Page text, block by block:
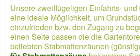
Unsere zweiflügeligen Einfahrts- und
eine ideale Möglichkeit, um
einzufrieden bzw. den Zugang zu
einen Seite passen die die
beliebten Stabmattenzäunen